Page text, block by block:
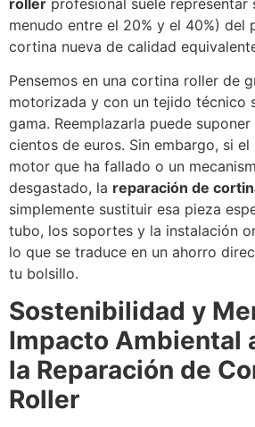
menudo entre el 20% y el 40%) del
cortina nueva de calidad
Pensemos en una cortina roller de
motorizada y con un tejido técnico
gama. Reemplazarla puede
cientos de euros. Sin embargo, si
motor que ha fallado o un
desgastado, la reparación de
simplemente sustituir esa pieza
tubo, los soportes y la instalación
lo que se traduce en un ahorro
tu bolsillo.
Sostenibilidad y
Impacto Ambiental
la Reparación de
Roller